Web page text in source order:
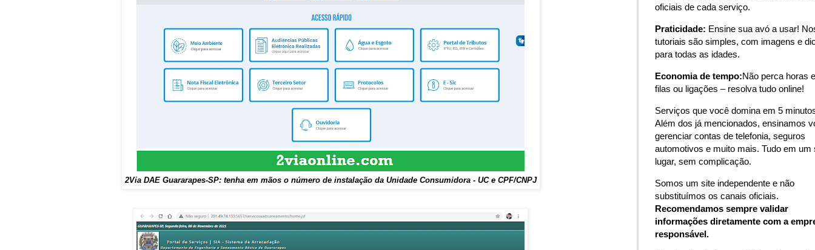
2Via DAE Guararapes-SP: tenha em mãos o número de instalação da Unidade Consumidora - UC e CPF/CNPJ
oficiais de cada serviço.
Praticidade: Ensine sua avó a usar!
tutoriais são simples, com imagens e
para todas as idades.
Economia de tempo:Não perca horas
filas ou ligações – resolva tudo online!
Serviços que você domina em 5
Além dos já mencionados, ensinamos
gerenciar contas de telefonia, seguros
automotivos e muito mais. Tudo em um
lugar, sem complicação.
Somos um site independente e não
substituímos os canais oficiais.
Recomendamos sempre validar
informações diretamente com a
responsável.